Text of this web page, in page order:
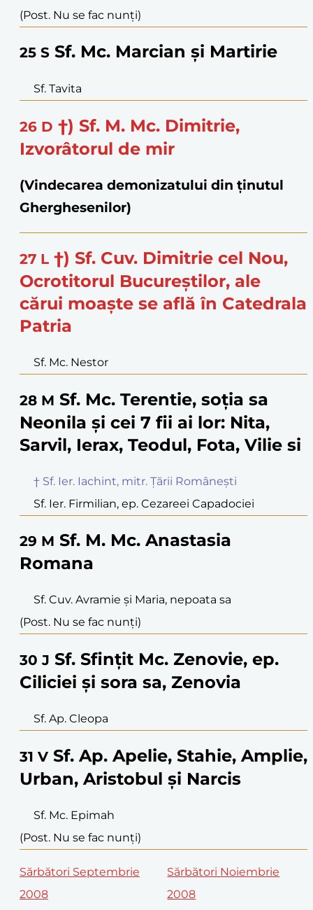
(Post. Nu se fac nunți)
25 S Sf. Mc. Marcian și Martirie
Sf. Tavita
26 D †) Sf. M. Mc. Dimitrie,
Izvorâtorul de mir
(Vindecarea demonizatului din ținutul
Gherghesenilor)
27 L †) Sf. Cuv. Dimitrie cel Nou,
Ocrotitorul Bucureștilor, ale
cărui moaște se află în Catedrala
Patria
Sf. Mc. Nestor
28 M Sf. Mc. Terentie, soția sa
Neonila și cei 7 fii ai lor: Nita,
Sarvil, Ierax, Teodul, Fota, Vilie si
† Sf. Ier. Iachint, mitr. Țării Românești
Sf. Ier. Firmilian, ep. Cezareei Capadociei
29 M Sf. M. Mc. Anastasia
Romana
Sf. Cuv. Avramie și Maria, nepoata sa
(Post. Nu se fac nunți)
30 J Sf. Sfințit Mc. Zenovie, ep.
Ciliciei și sora sa, Zenovia
Sf. Ap. Cleopa
31 V Sf. Ap. Apelie, Stahie, Amplie,
Urban, Aristobul și Narcis
Sf. Mc. Epimah
(Post. Nu se fac nunți)
Sărbători Septembrie
2008
Sărbători Noiembrie
2008